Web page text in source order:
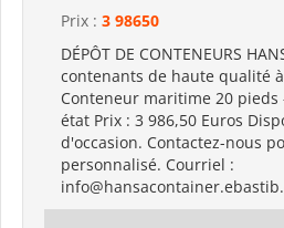
Prix : 3 98650
DÉPÔT DE CONTENEURS
contenants de haute qualité
Conteneur maritime 20 pieds
état Prix ​​: 3 986,50 Euros
d'occasion. Contactez-nous
personnalisé. Courriel :